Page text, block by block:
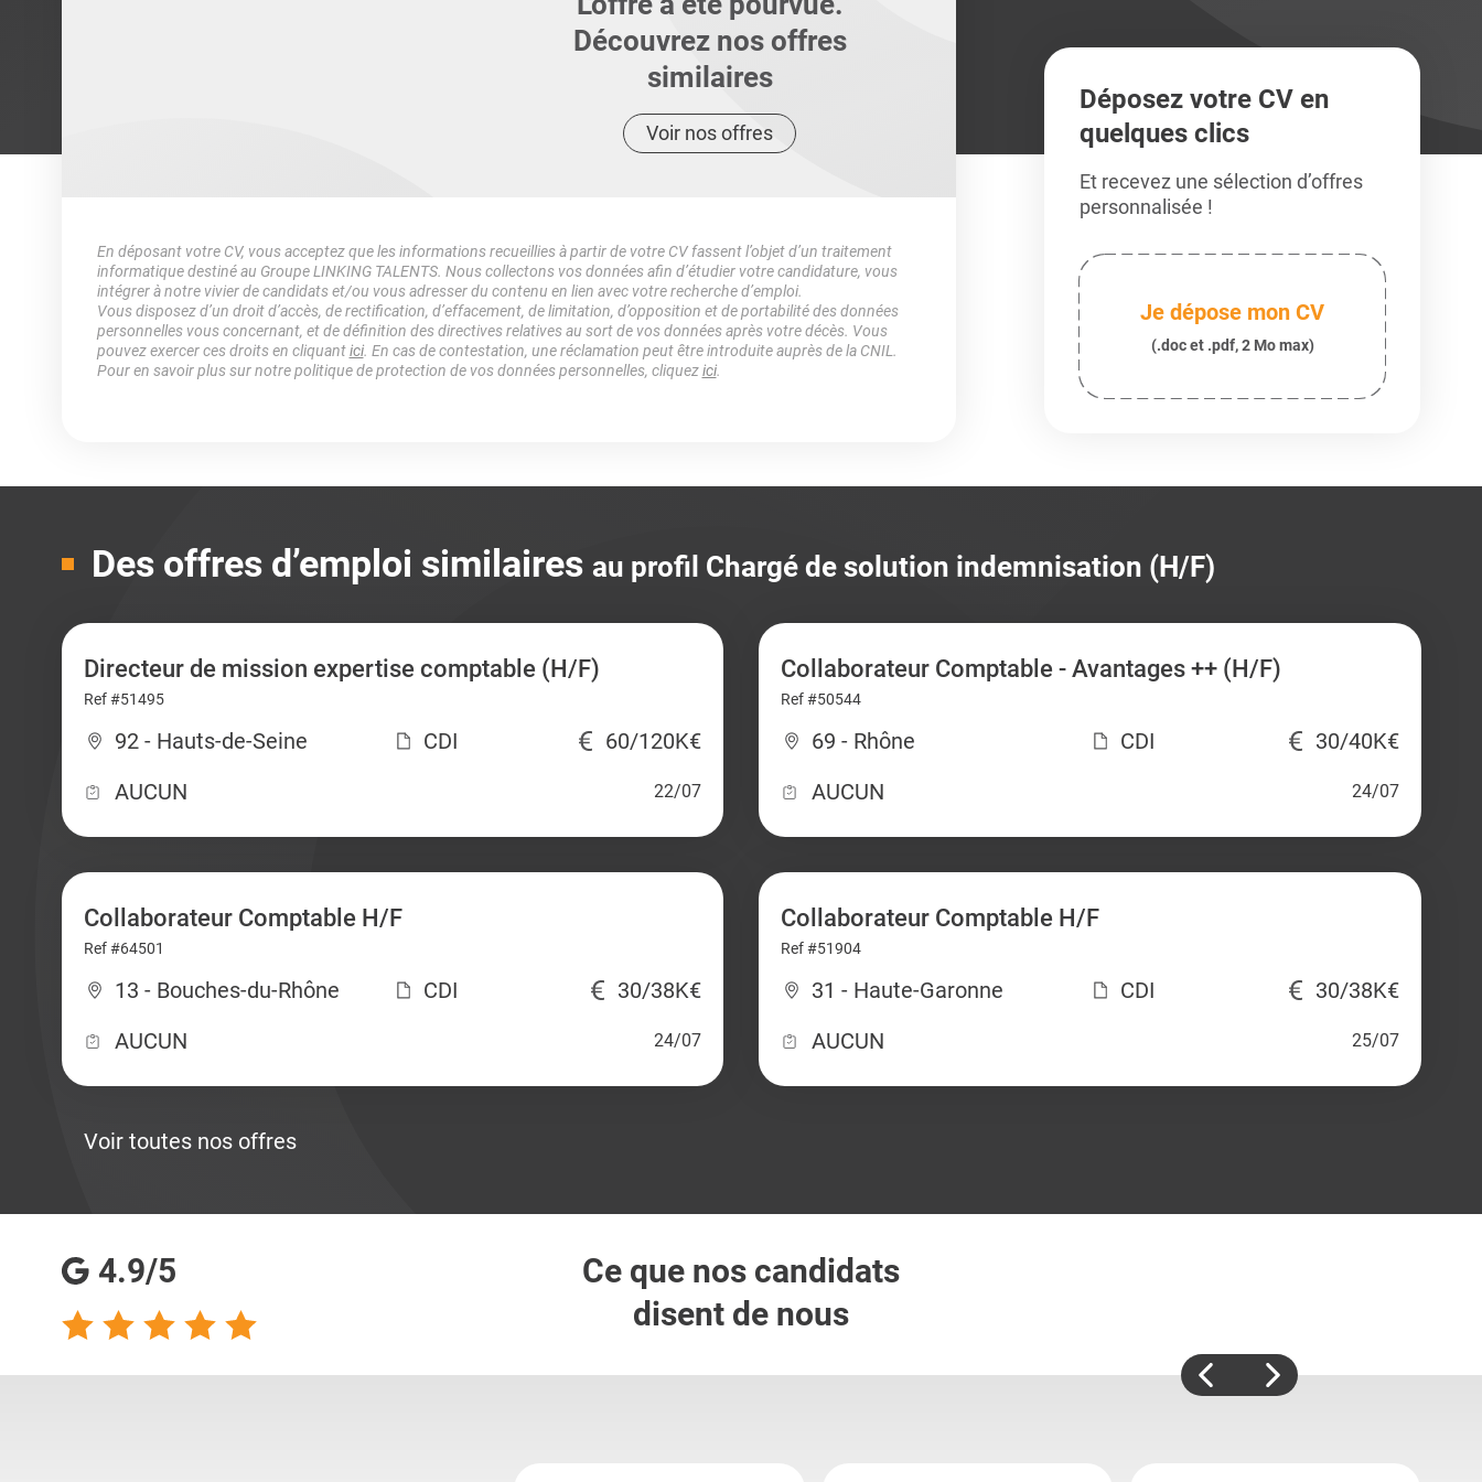
Découvrez nos offres
similaires
Voir nos offres
En déposant votre CV, vous acceptez que les informations recueillies à partir de votre CV fassent l’objet d’un traitement
informatique destiné au Groupe LINKING TALENTS. Nous collectons vos données afin d’étudier votre candidature, vous
intégrer à notre vivier de candidats et/ou vous adresser du contenu en lien avec votre recherche d’emploi.
Vous disposez d’un droit d’accès, de rectification, d’effacement, de limitation, d’opposition et de portabilité des données
personnelles vous concernant, et de définition des directives relatives au sort de vos données après votre décès. Vous
pouvez exercer ces droits en cliquantici. En cas de contestation, une réclamation peut être introduite auprès de la CNIL.
Pour en savoir plus sur notre politique de protection de vos données personnelles, cliquezici.
Déposez votre CV en
quelques clics
Et recevez une sélection d’offres
personnalisée !
Je dépose mon CV
(.doc et .pdf, 2 Mo max)
Des offres d’emploi similaires au profil Chargé de solution indemnisation (H/F)
Directeur de mission expertise comptable (H/F)
Ref #51495
92 - Hauts-de-Seine CDI
60/120K€
AUCUN
22/07
Collaborateur Comptable - Avantages ++ (H/F)
Ref #50544
69 - Rhône CDI
30/40K€
AUCUN
24/07
Collaborateur Comptable H/F
Ref #64501
13 - Bouches-du-Rhône CDI
30/38K€
AUCUN
24/07
Collaborateur Comptable H/F
Ref #51904
31 - Haute-Garonne CDI
30/38K€
AUCUN
25/07
Voir toutes nos offres
4.9/5
Ce que nos candidats
disent de nous